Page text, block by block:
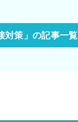
対策」の記事一覧